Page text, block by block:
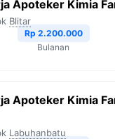
A
p
i
n
k
Apoteker Kimia
Blitar
Rp 2.200.000
Bulanan
Apoteker Kimia
Labuhanbatu